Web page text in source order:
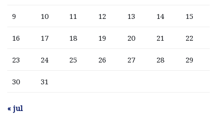
9 10 11 12 13 14 15
16 17 18 19 20 21 22
23 24 25 26 27 28 29
30 31
« jul